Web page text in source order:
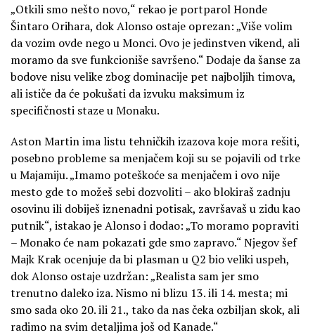
„Otkili smo nešto novo,“ rekao je portparol Honde
Šintaro Orihara, dok Alonso ostaje oprezan: „Više volim
da vozim ovde nego u Monci. Ovo je jedinstven vikend, ali
moramo da sve funkcioniše savršeno.“ Dodaje da šanse za
bodove nisu velike zbog dominacije pet najboljih timova,
ali ističe da će pokušati da izvuku maksimum iz
specifičnosti staze u Monaku.
Aston Martin ima listu tehničkih izazova koje mora rešiti,
posebno probleme sa menjačem koji su se pojavili od trke
u Majamiju. „Imamo poteškoće sa menjačem i ovo nije
mesto gde to možeš sebi dozvoliti – ako blokiraš zadnju
osovinu ili dobiješ iznenadni potisak, završavaš u zidu kao
putnik“, istakao je Alonso i dodao: „To moramo popraviti
– Monako će nam pokazati gde smo zapravo.“ Njegov šef
Majk Krak ocenjuje da bi plasman u Q2 bio veliki uspeh,
dok Alonso ostaje uzdržan: „Realista sam jer smo
trenutno daleko iza. Nismo ni blizu 13. ili 14. mesta; mi
smo sada oko 20. ili 21., tako da nas čeka ozbiljan skok, ali
radimo na svim detaljima još od Kanade.“